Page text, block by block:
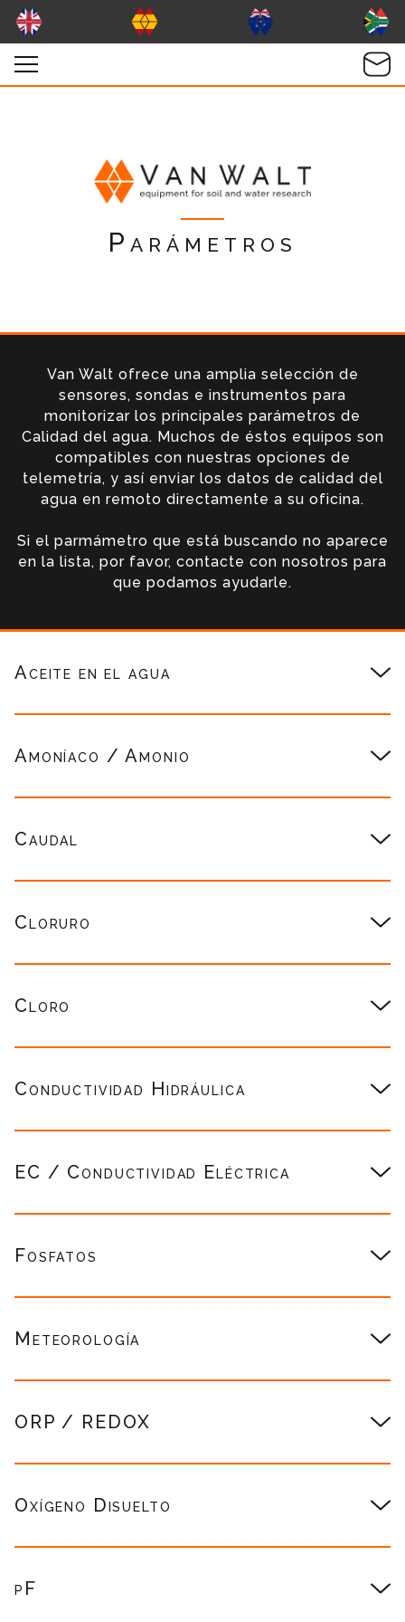
Parámetros
Van Walt ofrece una amplia selección de
sensores, sondas e instrumentos para
monitorizar los principales parámetros de
Calidad del agua. Muchos de éstos equipos son
compatibles con nuestras opciones de
telemetría, y así enviar los datos de calidad del
agua en remoto directamente a su oficina.
Si el parmámetro que está buscando no aparece
en la lista, por favor, contacte con nosotros para
que podamos ayudarle.
Aceite en el agua
Amoníaco / Amonio
Caudal
Cloruro
Cloro
Conductividad Hidráulica
EC / Conductividad Eléctrica
Fosfatos
Meteorología
ORP / REDOX
Oxígeno Disuelto
pF